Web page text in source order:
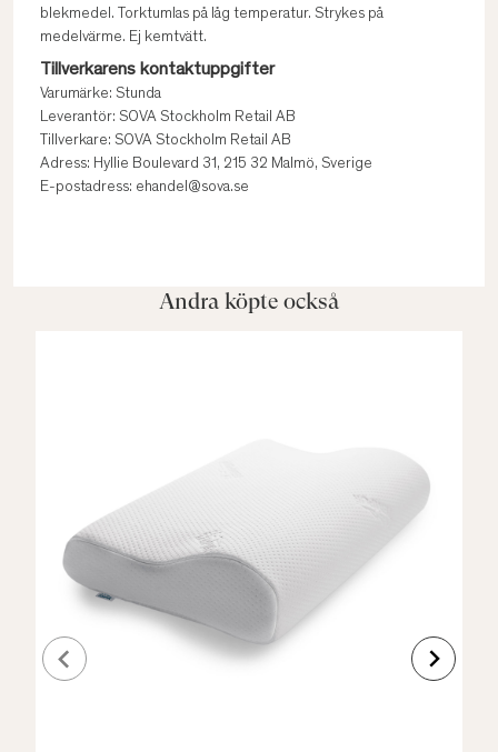
blekmedel. Torktumlas på låg temperatur. Strykes på
medelvärme. Ej kemtvätt.
Tillverkarens kontaktuppgifter
Varumärke: Stunda
Leverantör: SOVA Stockholm Retail AB
Tillverkare: SOVA Stockholm Retail AB
Adress: Hyllie Boulevard 31, 215 32 Malmö, Sverige
E-postadress: ehandel@sova.se
Andra köpte också